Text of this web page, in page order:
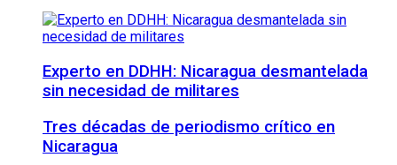
Experto en DDHH: Nicaragua desmantelada
sin necesidad de militares
Tres décadas de periodismo crítico en
Nicaragua